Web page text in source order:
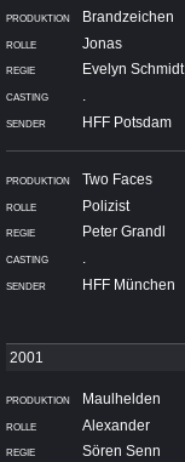
Brandzeichen
Jonas
Evelyn Schmidt
.
HFF Potsdam
Two Faces
Polizist
Peter Grandl
.
HFF München
Maulhelden
Alexander
Sören Senn